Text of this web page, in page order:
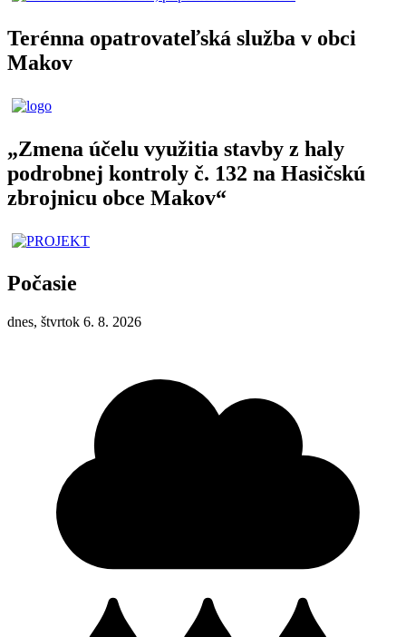
Terénna opatrovateľská služba v obci
Makov
„Zmena účelu využitia stavby z haly
podrobnej kontroly č. 132 na Hasičskú
zbrojnicu obce Makov“
Počasie
dnes, štvrtok 6. 8. 2026